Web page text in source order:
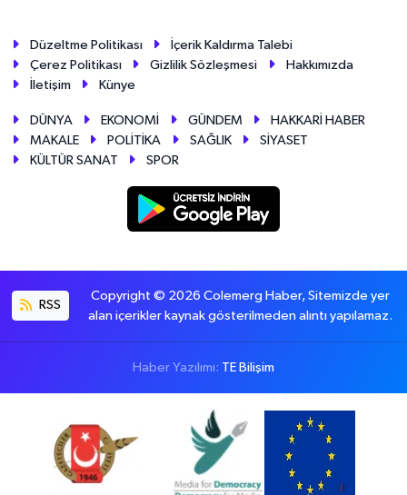
Düzeltme Politikası
İçerik Kaldırma Talebi
Çerez Politikası
Gizlilik Sözleşmesi
Hakkımızda
İletişim
Künye
DÜNYA EKONOMİ GÜNDEM
HAKKARİ HABER
MAKALE
POLİTİKA SAĞLIK
SİYASET
KÜLTÜR SANAT
SPOR
RSS
Copyright © 2026 Colemerg Haber, Sitemizde yer
alan içerikler kaynak gösterilmeden alıntı yapılamaz.
Haber Yazılımı: TE Bilişim